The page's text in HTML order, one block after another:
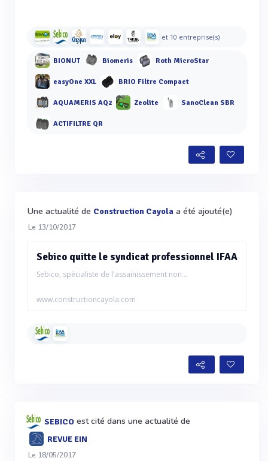
et 10 entreprise(s)
BIONUT Biomeris Roth MicroStar
easyOne XXL BRIO Filtre Compact
AQUAMERIS AQ2 Zeolite SanoClean SBR
ACTIFILTRE QR
Une actualité de Construction Cayola a été ajouté(e)
Le 13/10/2017
Sebico quitte le syndicat professionnel IFAA
Sebico, spécialiste de l'assainissement non...
www.constructioncayola.com
SEBICO est cité dans une actualité de
REVUE EIN
Le 18/05/2017